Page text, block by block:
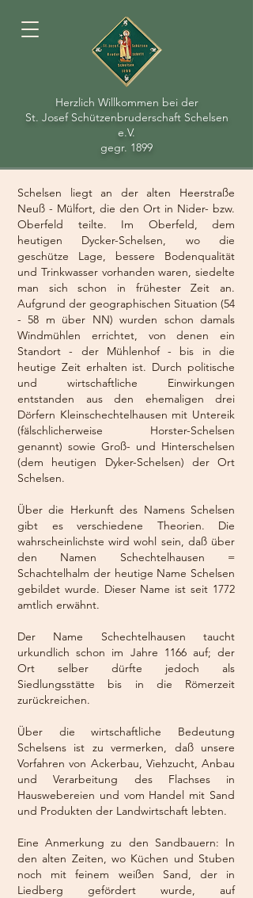
Herzlich Willkommen bei der
St. Josef Schützenbruderschaft Schelsen
e.V.
gegr. 1899
Schelsen liegt an der alten Heerstraße
Neuß - Mülfort, die den Ort in Nider- bzw.
Oberfeld teilte. Im Oberfeld, dem
heutigen Dycker-Schelsen, wo die
geschütze Lage, bessere Bodenqualität
und Trinkwasser vorhanden waren, siedelte
man sich schon in frühester Zeit an.
Aufgrund der geographischen Situation (54
- 58 m über NN) wurden schon damals
Windmühlen errichtet, von denen ein
Standort - der Mühlenhof - bis in die
heutige Zeit erhalten ist. Durch politische
und wirtschaftliche Einwirkungen
entstanden aus den ehemaligen drei
Dörfern Kleinschechtelhausen mit Untereik
(fälschlicherweise Horster-Schelsen
genannt) sowie Groß- und Hinterschelsen
(dem heutigen Dyker-Schelsen) der Ort
Schelsen.
Über die Herkunft des Namens Schelsen
gibt es verschiedene Theorien. Die
wahrscheinlichste wird wohl sein, daß über
den Namen Schechtelhausen =
Schachtelhalm der heutige Name Schelsen
gebildet wurde. Dieser Name ist seit 1772
amtlich erwähnt.
Der Name Schechtelhausen taucht
urkundlich schon im Jahre 1166 auf; der
Ort selber dürfte jedoch als
Siedlungsstätte bis in die Römerzeit
zurückreichen.
Über die wirtschaftliche Bedeutung
Schelsens ist zu vermerken, daß unsere
Vorfahren von Ackerbau, Viehzucht, Anbau
und Verarbeitung des Flachses in
Hauswebereien und vom Handel mit Sand
und Produkten der Landwirtschaft lebten.
Eine Anmerkung zu den Sandbauern: In
den alten Zeiten, wo Küchen und Stuben
noch mit feinem weißen Sand, der in
Liedberg gefördert wurde, auf